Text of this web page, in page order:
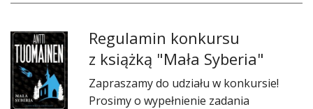
Regulamin konkursu
z książką "Mała Syberia"
​Zapraszamy do udziału w konkursie!
Prosimy o wypełnienie zadania